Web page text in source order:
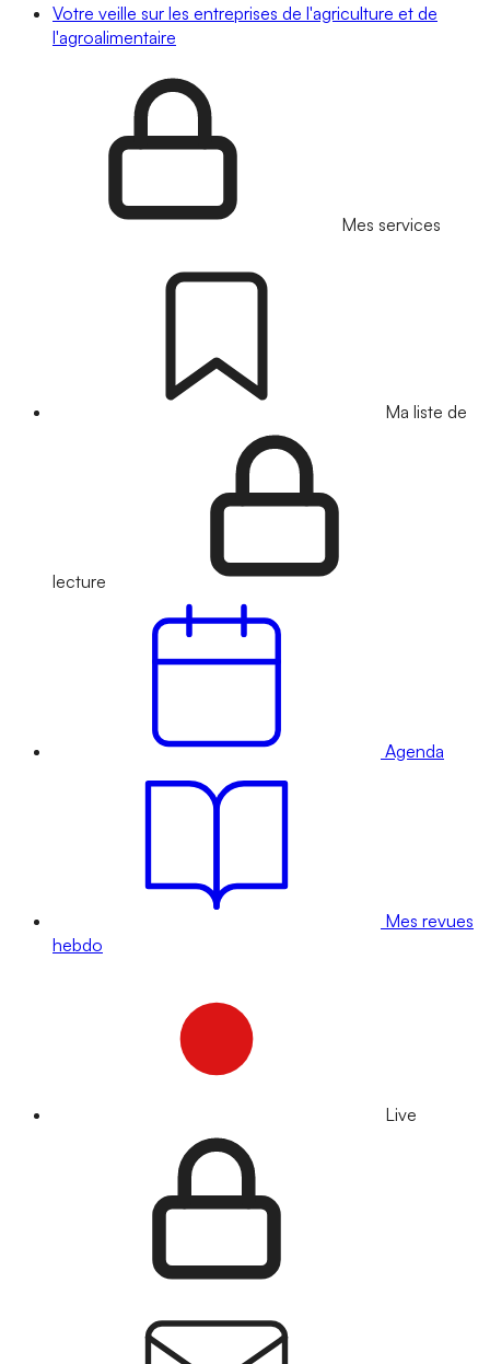
Votre veille sur les entreprises de l'agriculture et de
l'agroalimentaire
Mes services
Ma liste de
lecture
Agenda
Mes revues
hebdo
Live